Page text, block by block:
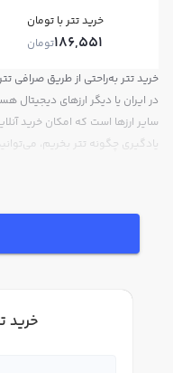
خرید تتر با تومان
186,551تومان
خرید تتر به‌راحتی از طریق صرافی
سایر ارزها است که امکان خرید
یادگیری چگونه تتر بخریم،
لحظه‌ای، نمودار و امکانات فروش
تصمیمات بهتری در معاملات خود
خرید